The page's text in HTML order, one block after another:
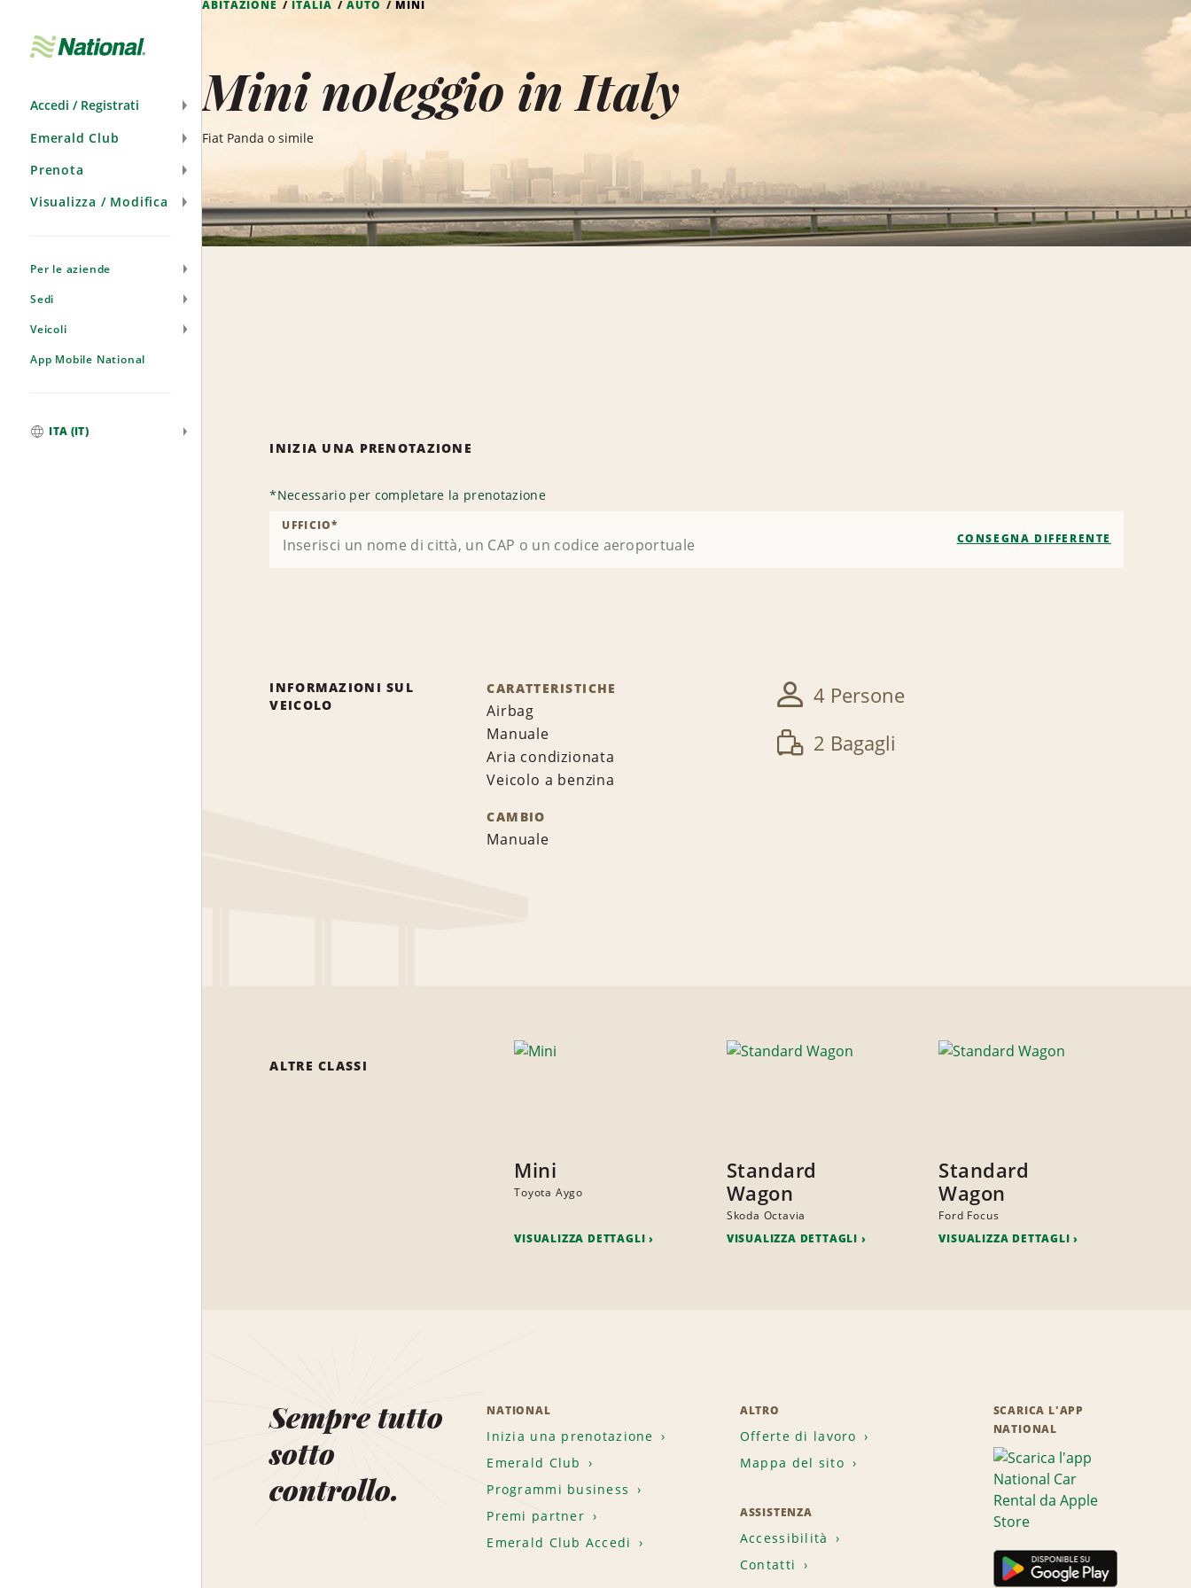
Accedi / Registrati
Emerald Club
Prenota
Visualizza / Modifica
Per le aziende
Sedi
Veicoli
App Mobile National
ITA (IT)
ABITAZIONE ITALIA AUTO MINI
Mini noleggio in Italy
Fiat Panda o simile
INIZIA UNA PRENOTAZIONE
*Necessario per completare la prenotazione
UFFICIO*
CONSEGNA DIFFERENTE
INFORMAZIONI SUL
VEICOLO
CARATTERISTICHE
Airbag
Manuale
Aria condizionata
Veicolo a benzina
CAMBIO
Manuale
4 Persone
2 Bagagli
ALTRE CLASSI
Mini
Toyota Aygo
VISUALIZZA DETTAGLI
Standard
Wagon
Skoda Octavia
VISUALIZZA DETTAGLI
Standard
Wagon
Ford Focus
VISUALIZZA DETTAGLI
Sempre tutto
sotto
controllo.
NATIONAL
Inizia una prenotazione
Emerald Club
Programmi business
Premi partner
Emerald Club Accedi
ALTRO
Offerte di lavoro
Mappa del sito
ASSISTENZA
Accessibilità
Contatti
SCARICA L'APP
NATIONAL